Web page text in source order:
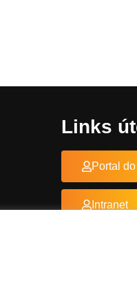
Links
Portal
Intranet